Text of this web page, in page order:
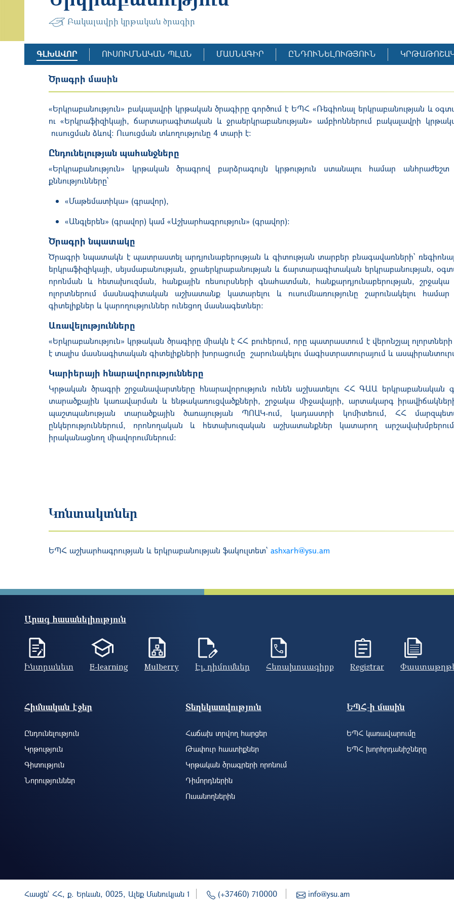
Բակալավրի կրթական ծրագիր
ԳԼԽԱՎՈՐ ՈՒՍՈՒՄՆԱԿԱՆ ՊԼԱՆ ՄԱՍՆԱԳԻՐ ԸՆԴՈՒՆԵԼՈՒԹՅՈՒՆ
Ծրագրի մասին
«Երկրաբանություն» բակալավրի կրթական ծրագիրը գործում է ԵՊՀ «Ռեգիոնալ երկրաբանության և
ու «Երկրաֆիզիկայի, ճարտարագիտական և ջրաերկրաբանության» ամբիոններում բակալավրի
ուսուցման ձևով։ Ուսուցման տևողությունը 4 տարի է։
Ընդունելության պահանջները
«Երկրաբանություն» կրթական ծրագրով բարձրագույն կրթություն ստանալու համար
քննությունները՝
«Մաթեմատիկա» (գրավոր),
«Անգլերեն» (գրավոր) կամ «Աշխարհագրություն» (գրավոր):
Ծրագրի նպատակը
Ծրագրի նպատակն է պատրաստել արդյունաբերության և գիտության տարբեր բնագավառների՝
երկրաֆիզիկայի, սեյսմաբանության, ջրաերկրաբանության և ճարտարագիտական երկրաբանության,
որոնման և հետախուզման, հանքային ռեսուրսների գնահատման, հանքարդյունաբերության,
ոլորտներում մասնագիտական աշխատանք կատարելու և ուսումնառությունը շարունակելու
գիտելիքներ և կարողություններ ունեցող մասնագետներ:
Առավելությունները
«Երկրաբանություն» կրթական ծրագիրը միակն է ՀՀ բուհերում, որը պատրաստում է վերոնշյալ
է տալիս մասնագիտական գիտելիքների խորացումը շարունակելու մագիստրատուրայում և
Կարիերայի հնարավորությունները
Կրթական ծրագրի շրջանավարտները հնարավորություն ունեն աշխատելու ՀՀ ԳԱԱ երկրաբանական
տարածքային կառավարման և ենթակառուցվածքների, շրջակա միջավայրի, արտակարգ իրավիճակների
պաշտպանության տարածքային ծառայության ՊՈԱԿ-ում, կադաստրի կոմիտեում, ՀՀ
ընկերություններում, որոնողական և հետախուզական աշխատանքներ կատարող
իրականացնող միավորումներում։
Կոնտակտներ
ԵՊՀ աշխարհագրության և երկրաբանության ֆակուլտետ` ashxarh@ysu.am
Արագ հասանելիություն
Ինտրանետ E-learning Mulberry Էլ. դիմումներ Հեռախոսագիրք Registrar
Footer site information
Հիմնական էջեր
Ընդունելություն
Կրթություն
Գիտություն
Նորություններ
Տեղեկատվություն
Հաճախ տրվող հարցեր
Թափուր հաստիքներ
Կրթական ծրագրերի որոնում
Դիմորդներին
Ուսանողներին
ԵՊՀ-ի մասին
ԵՊՀ կառավարումը
ԵՊՀ խորհրդանիշները
Հասցե` ՀՀ, ք. Երևան, 0025, Ալեք Մանուկյան 1 (+37460) 710000 info@ysu.am